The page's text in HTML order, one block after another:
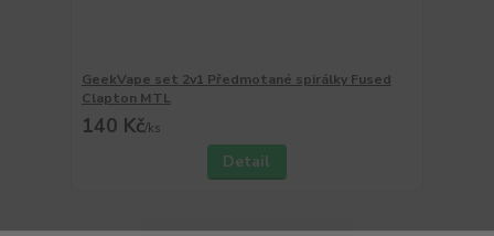
GeekVape set 2v1 Předmotané spirálky Fused
Clapton MTL
140 Kč/ks
Detail